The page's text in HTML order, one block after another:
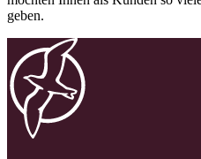
geben.